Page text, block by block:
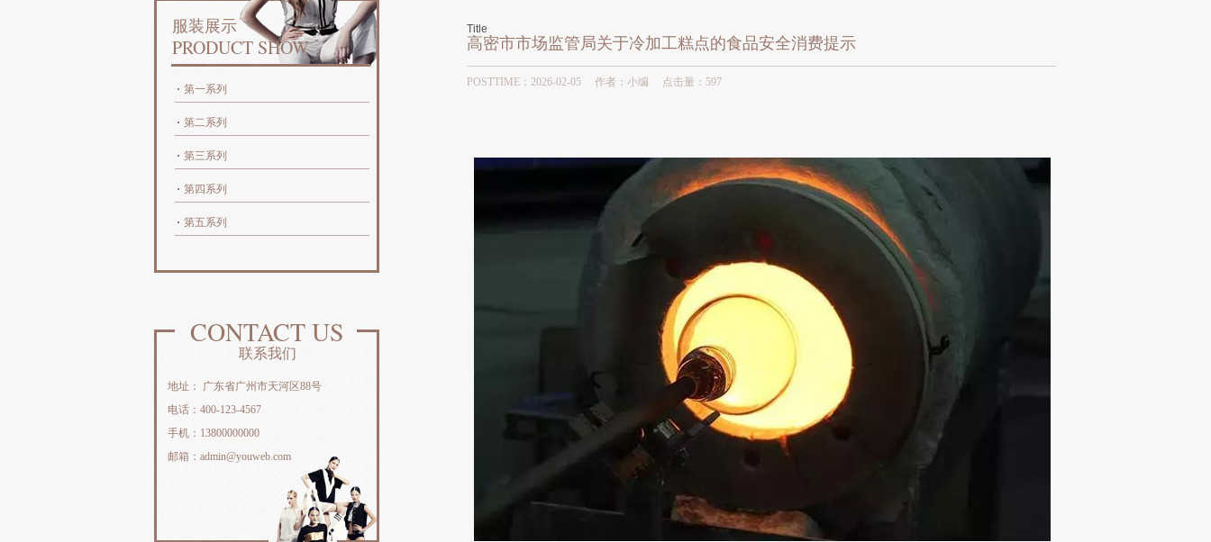
服装展示
PRODUCT SHOW
第一系列
第二系列
第三系列
第四系列
第五系列
CONTACT US
联系我们
地址： 广东省广州市天河区88号
电话：400-123-4567
手机：13800000000
邮箱：admin@youweb.com
Title
高密市市场监管局关于冷加工糕点的食品安全消费提示
POSTTIME：2026-02-05 作者：小编 点击量： 597